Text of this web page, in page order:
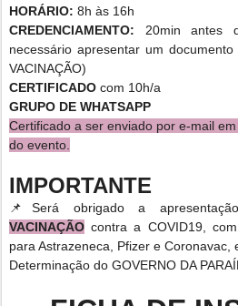
HORÁRIO: 8h às 16h
CREDENCIAMENTO: 20min antes
necessário apresentar um
VACINAÇÃO)
CERTIFICADO com 10h/a
GRUPO DE WHATSAPP
Certificado a ser enviado por e-mail
do evento.
IMPORTANTE
📌Será obrigado a
VACINAÇÃO contra a COVID19,
para Astrazeneca, Pfizer e Coronavac,
Determinação do GOVERNO DA